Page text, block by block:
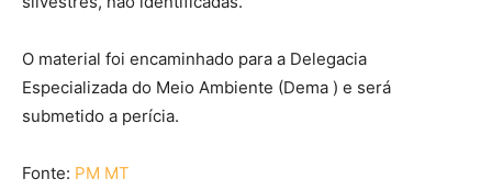
O material foi encaminhado para a Delegacia
Especializada do Meio Ambiente (Dema ) e será
submetido a perícia.
Fonte: PM MT